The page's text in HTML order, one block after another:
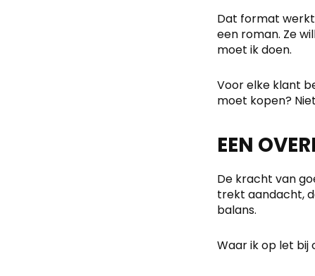
Dat format werkt
een roman. Ze
moet ik doen.
Voor elke klant
moet kopen?
EEN
De kracht van
trekt aandacht,
balans.
Waar ik op let